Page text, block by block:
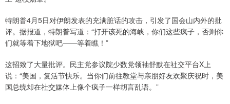
特朗普4月5日对伊朗发表的充满脏话的攻击，引发了国会山内外的批
评。据报道，特朗普写道：“打开该死的海峡，你们这些疯子，否则你
们就等着下地狱吧——等着瞧！”
这招致了大量批评。民主党参议院少数党领袖舒默在社交平台X上
说：“美国，复活节快乐。当你们前往教堂与亲朋好友欢聚庆祝时，美
国总统却在社交媒体上像个疯子一样胡言乱语。”